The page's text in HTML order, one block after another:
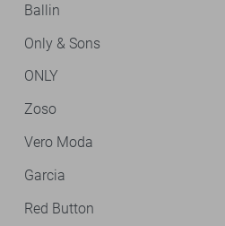
Ballin
Only & Sons
ONLY
Zoso
Vero Moda
Garcia
Red Button